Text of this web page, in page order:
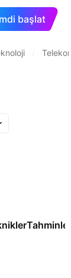
başlat
Tahminler